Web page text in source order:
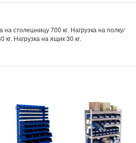
на столешницу 700 кг. Нагрузка на полку/
кг. Нагрузка на ящик 30 кг.